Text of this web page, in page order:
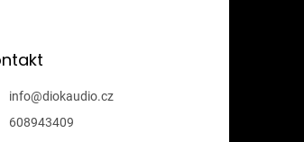
info@diokaudio.cz
608943409